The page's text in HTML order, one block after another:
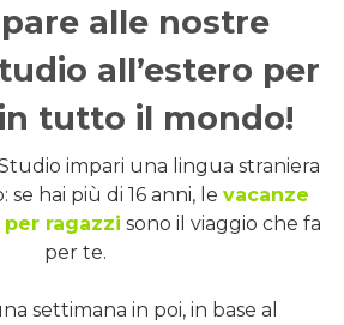
alle nostre
all’estero per
tutto il mondo!
impari una lingua straniera
hai più di 16 anni, le vacanze
ragazzi sono il viaggio che fa
per te.
settimana in poi, in base al